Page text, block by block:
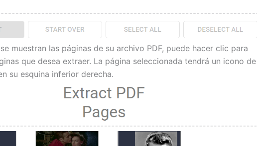
muestran las páginas de su archivo PDF, puede hacer clic para
que desea extraer. La página seleccionada tendrá un icono de
su esquina inferior derecha.